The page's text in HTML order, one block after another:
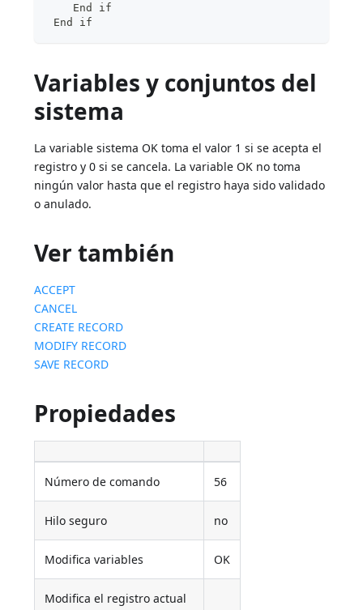
End if
End if
Variables y conjuntos del
sistema
La variable sistema OK toma el valor 1 si se acepta el
registro y 0 si se cancela. La variable OK no toma
ningún valor hasta que el registro haya sido validado
o anulado.
Ver también
ACCEPT
CANCEL
CREATE RECORD
MODIFY RECORD
SAVE RECORD
Propiedades
Número de comando 56
Hilo seguro no
Modifica variables OK
Modifica el registro actual